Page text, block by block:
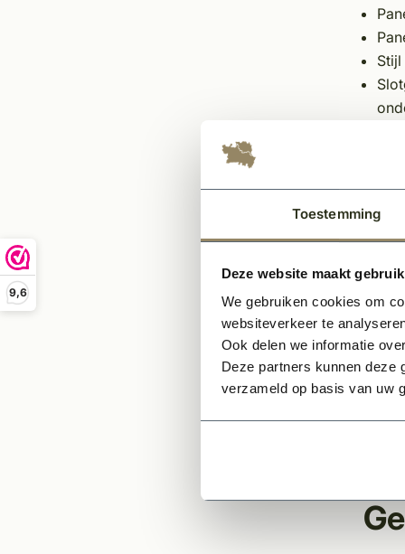
Toestemming
Deze website maakt
We gebruiken cookies om
websiteverkeer te
Ook delen we informatie
Deze partners kunnen deze
verzameld op basis van uw
9,6
*Elke
een
*Elke
een
*Wilt